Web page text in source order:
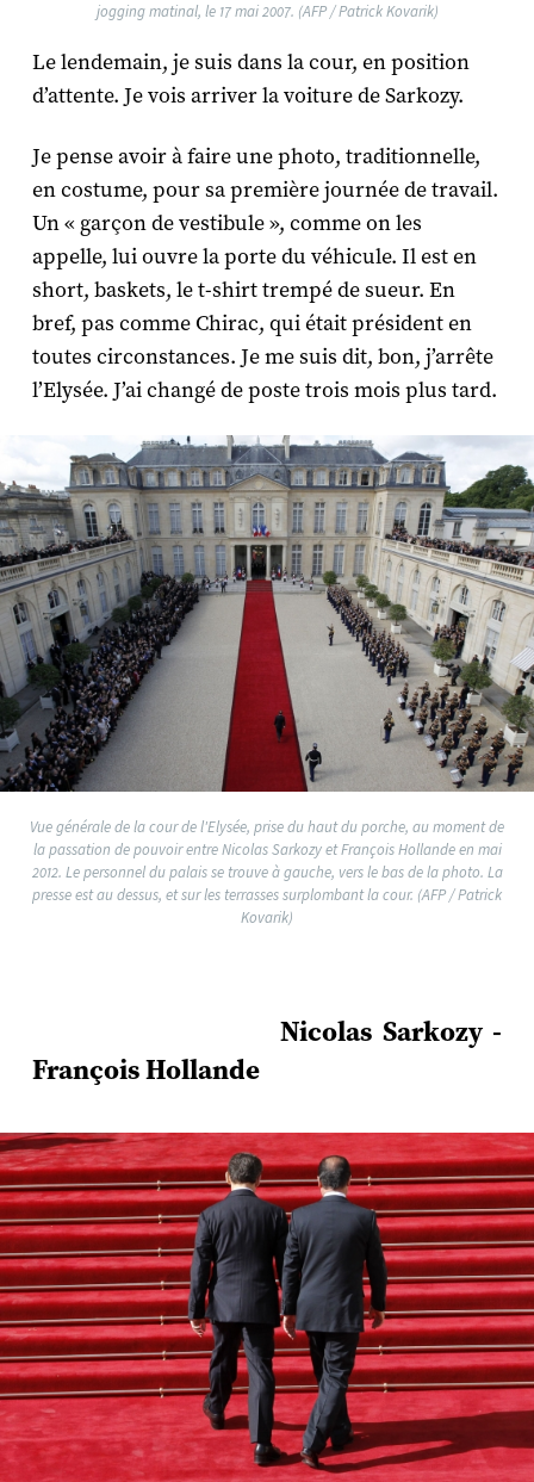
jogging matinal, le 17 mai 2007. (AFP / Patrick Kovarik)
Le lendemain, je suis dans la cour, en position
d’attente. Je vois arriver la voiture de Sarkozy.
Je pense avoir à faire une photo, traditionnelle,
en costume, pour sa première journée de travail.
Un « garçon de vestibule », comme on les
appelle, lui ouvre la porte du véhicule. Il est en
short, baskets, le t-shirt trempé de sueur. En
bref, pas comme Chirac, qui était président en
toutes circonstances. Je me suis dit, bon, j’arrête
l’Elysée. J’ai changé de poste trois mois plus tard.
Vue générale de la cour de l'Elysée, prise du haut du porche, au moment de
la passation de pouvoir entre Nicolas Sarkozy et François Hollande en mai
2012. Le personnel du palais se trouve à gauche, vers le bas de la photo. La
presse est au dessus, et sur les terrasses surplombant la cour. (AFP / Patrick
Kovarik)
Nicolas Sarkozy -
François Hollande